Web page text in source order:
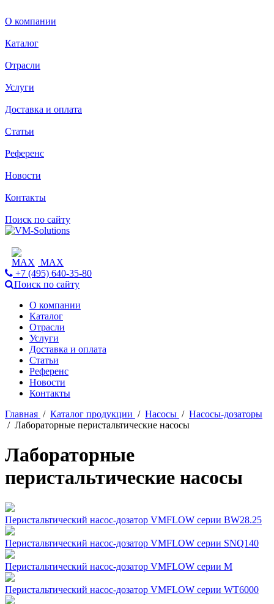
О компании
Каталог
Отрасли
Услуги
Доставка и оплата
Статьи
Референс
Новости
Контакты
Поиск по сайту
MAX
+7 (495) 640-35-80
Поиск по сайту
О компании
Каталог
Отрасли
Услуги
Доставка и оплата
Статьи
Референс
Новости
Контакты
Главная / Каталог продукции / Насосы / Насосы-дозаторы
/ Лабораторные перистальтические насосы
Лабораторные
перистальтические насосы
Перистальтический насос-дозатор VMFLOW серии BW28.25
Перистальтический насос-дозатор VMFLOW серии SNQ140
Перистальтический насос-дозатор VMFLOW серии M
Перистальтический насос-дозатор VMFLOW серии WT6000